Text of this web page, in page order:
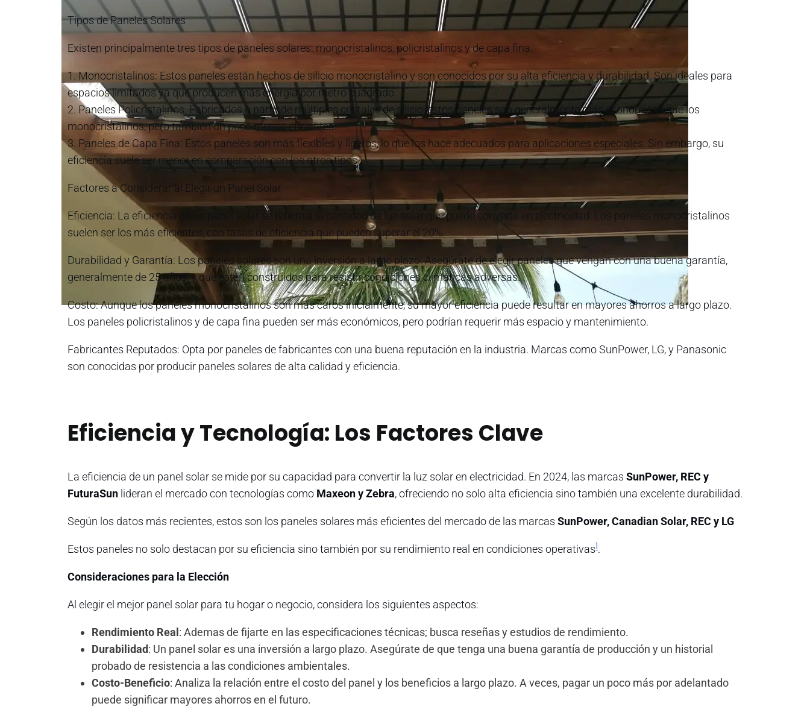
Tipos de Paneles Solares
Existen principalmente tres tipos de paneles solares: monocristalinos, policristalinos y de capa fina.
1. Monocristalinos: Estos paneles están hechos de silicio monocristalino y son conocidos por su alta eficiencia y durabilidad. Son ideales para
espacios limitados ya que producen más energía por metro cuadrado.
2. Paneles Policristalinos: Fabricados a partir de múltiples cristales de silicio, estos paneles son generalmente más económicos que los
monocristalinos, pero también un poco menos eficientes.
3. Paneles de Capa Fina: Estos paneles son más flexibles y ligeros, lo que los hace adecuados para aplicaciones especiales. Sin embargo, su
eficiencia suele ser menor en comparación con los otros tipos.
Factores a Considerar al Elegir un Panel Solar
Eficiencia: La eficiencia de un panel solar se refiere a la cantidad de luz solar que puede convertir en electricidad. Los paneles monocristalinos
suelen ser los más eficientes, con tasas de eficiencia que pueden superar el 20%.
Durabilidad y Garantía: Los paneles solares son una inversión a largo plazo. Asegúrate de elegir paneles que vengan con una buena garantía,
generalmente de 25 años, y que estén construidos para resistir condiciones climáticas adversas.
Costo: Aunque los paneles monocristalinos son más caros inicialmente, su mayor eficiencia puede resultar en mayores ahorros a largo plazo.
Los paneles policristalinos y de capa fina pueden ser más económicos, pero podrían requerir más espacio y mantenimiento.
Fabricantes Reputados: Opta por paneles de fabricantes con una buena reputación en la industria. Marcas como SunPower, LG, y Panasonic
son conocidas por producir paneles solares de alta calidad y eficiencia.
Eficiencia y Tecnología: Los Factores Clave
La eficiencia de un panel solar se mide por su capacidad para convertir la luz solar en electricidad. En 2024, las marcas SunPower, REC y
FuturaSun lideran el mercado con tecnologías como Maxeon y Zebra, ofreciendo no solo alta eficiencia sino también una excelente durabilidad.
Según los datos más recientes, estos son los paneles solares más eficientes del mercado de las marcas SunPower,Canadian Solar, REC y LG
Estos paneles no solo destacan por su eficiencia sino también por su rendimiento real en condiciones operativas1.
Consideraciones para la Elección
Al elegir el mejor panel solar para tu hogar o negocio, considera los siguientes aspectos:
Rendimiento Real : Ademas de fijarte en las especificaciones técnicas; busca reseñas y estudios de rendimiento.
Durabilidad: Un panel solar es una inversión a largo plazo. Asegúrate de que tenga una buena garantía de producción y un historial
probado de resistencia a las condiciones ambientales.
Costo-Beneficio: Analiza la relación entre el costo del panel y los beneficios a largo plazo. A veces, pagar un poco más por adelantado
puede significar mayores ahorros en el futuro.